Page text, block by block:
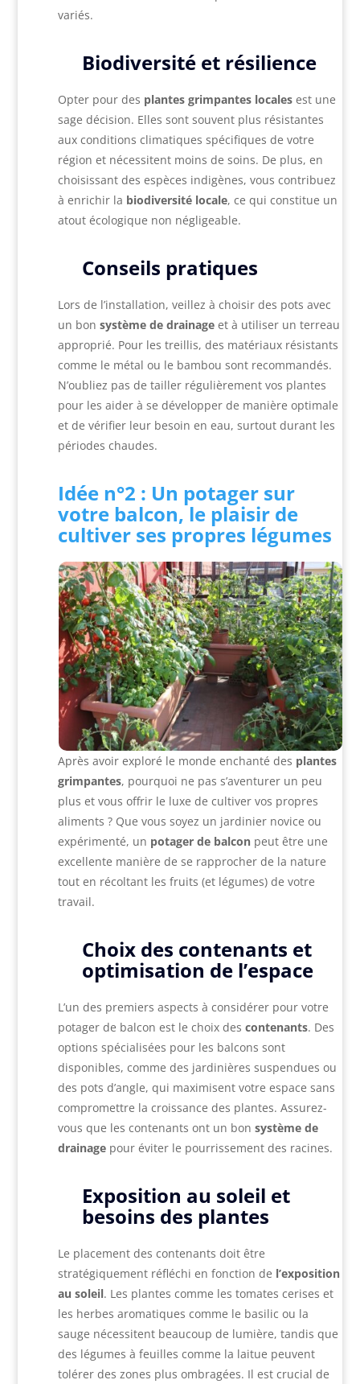
variés.
Biodiversité et résilience
Opter pour des plantes grimpantes locales est une
sage décision. Elles sont souvent plus résistantes
aux conditions climatiques spécifiques de votre
région et nécessitent moins de soins. De plus, en
choisissant des espèces indigènes, vous contribuez
à enrichir la biodiversité locale, ce qui constitue un
atout écologique non négligeable.
Conseils pratiques
Lors de l’installation, veillez à choisir des pots avec
un bonsystème de drainage et à utiliser un terreau
approprié. Pour les treillis, des matériaux résistants
comme le métal ou le bambou sont recommandés.
N’oubliez pas de tailler régulièrement vos plantes
pour les aider à se développer de manière optimale
et de vérifier leur besoin en eau, surtout durant les
périodes chaudes.
Idée n°2 : Un potager sur
votre balcon, le plaisir de
cultiver ses propres légumes
Après avoir exploré le monde enchanté des plantes
grimpantes, pourquoi ne pas s’aventurer un peu
plus et vous offrir le luxe de cultiver vos propres
aliments ? Que vous soyez un jardinier novice ou
expérimenté, un potager de balcon peut être une
excellente manière de se rapprocher de la nature
tout en récoltant les fruits (et légumes) de votre
travail.
Choix des contenants et
optimisation de l’espace
L’un des premiers aspects à considérer pour votre
potager de balcon est le choix descontenants. Des
options spécialisées pour les balcons sont
disponibles, comme des jardinières suspendues ou
des pots d’angle, qui maximisent votre espace sans
compromettre la croissance des plantes. Assurez-
vous que les contenants ont un bonsystème de
drainage pour éviter le pourrissement des racines.
Exposition au soleil et
besoins des plantes
Le placement des contenants doit être
stratégiquement réfléchi en fonction de l’exposition
au soleil. Les plantes comme les tomates cerises et
les herbes aromatiques comme le basilic ou la
sauge nécessitent beaucoup de lumière, tandis que
des légumes à feuilles comme la laitue peuvent
tolérer des zones plus ombragées. Il est crucial de